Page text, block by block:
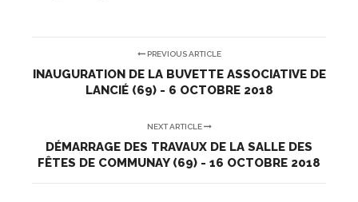
PREVIOUS ARTICLE
INAUGURATION DE LA BUVETTE ASSOCIATIVE DE
LANCIÉ (69) - 6 OCTOBRE 2018
NEXT ARTICLE
DÉMARRAGE DES TRAVAUX DE LA SALLE DES
FÊTES DE COMMUNAY (69) - 16 OCTOBRE 2018